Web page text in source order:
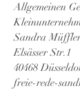
Allgemeinen
Sandra
Elsässer Str.1
40468
freie-rede-